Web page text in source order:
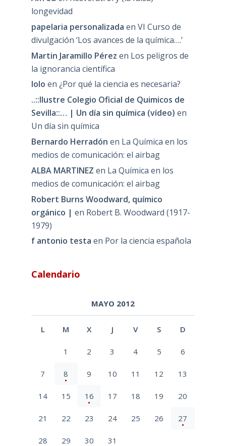
longevidad
papelaria personalizada en VI Curso de
divulgación ‘Los avances de la química….’
Martin Jaramillo Pérez en Los peligros de
la ignorancia científica
lolo en ¿Por qué la ciencia es necesaria?
..::Ilustre Colegio Oficial de Quimicos de
Sevilla::… | Un día sin química (vídeo) en
Un día sin química
Bernardo Herradón en La Química en los
medios de comunicación: el airbag
ALBA MARTINEZ en La Química en los
medios de comunicación: el airbag
Robert Burns Woodward, químico
orgánico | en Robert B. Woodward (1917-
1979)
f antonio testa en Por la ciencia española
Calendario
MAYO 2012
L M X J V S D
1 2 3 4 5 6
7 8 9 10 11 12 13
14 15 16 17 18 19 20
21 22 23 24 25 26 27
28 29 30 31